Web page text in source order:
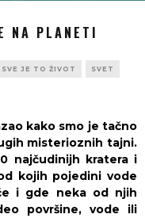
NA PLANETI
SVE JE TO ŽIVOT SVET
kako smo je tačno
misterioznih tajni.
najčudinijh kratera i
kojih pojedini vode
i gde neka od njih
površine, vode ili